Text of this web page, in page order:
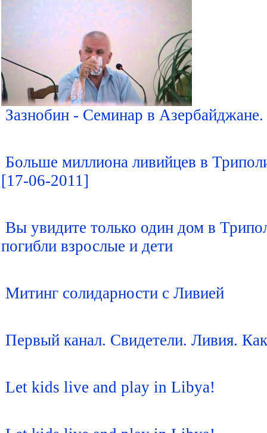
Зазнобин - Семинар в Азербайджане.
Больше миллиона ливийцев в
[17-06-2011]
Вы увидите только один дом в
погибли взрослые и дети
Митинг солидарности с Ливией
Первый канал. Свидетели. Ливия.
Let kids live and play in Libya!